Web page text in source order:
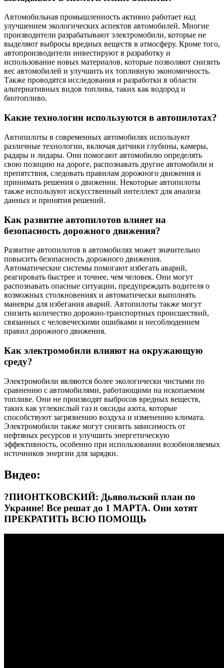
Автомобильная промышленность активно работает над
улучшением экологических аспектов автомобилей. Многие
производители разрабатывают электромобили, которые не
выделяют выбросы вредных веществ в атмосферу. Кроме того,
автопроизводители инвестируют в разработку и
использование новых материалов, которые позволяют снизить
вес автомобилей и улучшить их топливную экономичность.
Также проводятся исследования и разработки в области
альтернативных видов топлива, таких как водород и
биотопливо.
Какие технологии используются в автопилотах?
Автопилоты в современных автомобилях используют
различные технологии, включая датчики глубины, камеры,
радары и лидары. Они помогают автомобилю определять
свою позицию на дороге, распознавать другие автомобили и
препятствия, следовать правилам дорожного движения и
принимать решения о движении. Некоторые автопилоты
также используют искусственный интеллект для анализа
данных и принятия решений.
Как развитие автопилотов влияет на
безопасность дорожного движения?
Развитие автопилотов в автомобилях может значительно
повысить безопасность дорожного движения.
Автоматические системы помогают избегать аварий,
реагировать быстрее и точнее, чем человек. Они могут
распознавать опасные ситуации, предупреждать водителя о
возможных столкновениях и автоматически выполнять
маневры для избегания аварий. Автопилоты также могут
снизить количество дорожно-транспортных происшествий,
связанных с человеческими ошибками и несоблюдением
правил дорожного движения.
Как электромобили влияют на окружающую
среду?
Электромобили являются более экологически чистыми по
сравнению с автомобилями, работающими на ископаемом
топливе. Они не производят выбросов вредных веществ,
таких как углекислый газ и оксиды азота, которые
способствуют загрязнению воздуха и изменению климата.
Электромобили также могут снизить зависимость от
нефтяных ресурсов и улучшить энергетическую
эффективность, особенно при использовании возобновляемых
источников энергии для зарядки.
Видео:
?ПИОНТКОВСКИЙ: Дьявольский план по
Украине! Все решат до 1 МАРТА. Они хотят
ПРЕКРАТИТЬ ВСЮ ПОМОЩЬ